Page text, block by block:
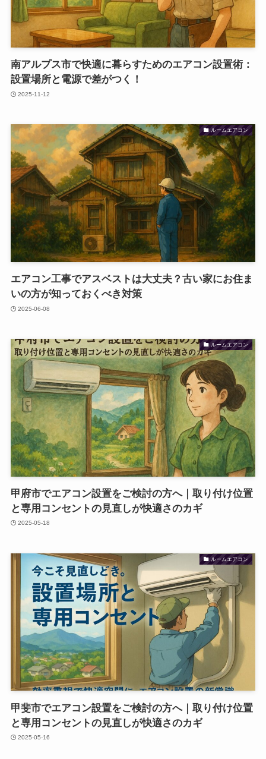
南アルプス市で快適に暮らすためのエアコン設置術：
設置場所と電源で差がつく！
2025-11-12
ルームエアコン
エアコン工事でアスベストは大丈夫？古い家にお住ま
いの方が知っておくべき対策
2025-06-08
ルームエアコン
甲府市でエアコン設置をご検討の方へ｜取り付け位置
と専用コンセントの見直しが快適さのカギ
2025-05-18
ルームエアコン
甲斐市でエアコン設置をご検討の方へ｜取り付け位置
と専用コンセントの見直しが快適さのカギ
2025-05-16